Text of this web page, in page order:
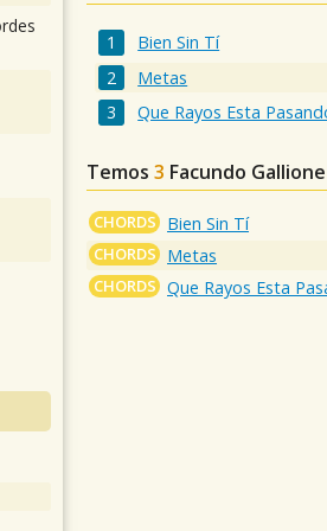
Bien Sin Tí
Metas
Que Rayos Esta
Temos 3 Facundo Gallione
CHORDS Bien Sin Tí
CHORDS Metas
CHORDS Que Rayos Esta